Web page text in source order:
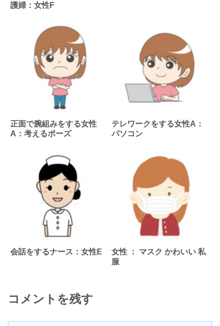
護婦：女性F
正面で腕組みをする女性
A：考えるポーズ
テレワークをする女性A：
パソコン
会話をするナース：女性E
女性 ： マスク かわいい 私
服
コメントを残す